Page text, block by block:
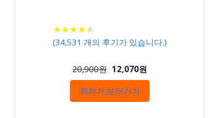
★★★★★
★★★★★
(34,531 개의 후기가 있습니다.)
20,900원 12,070원
최저가 보러가기